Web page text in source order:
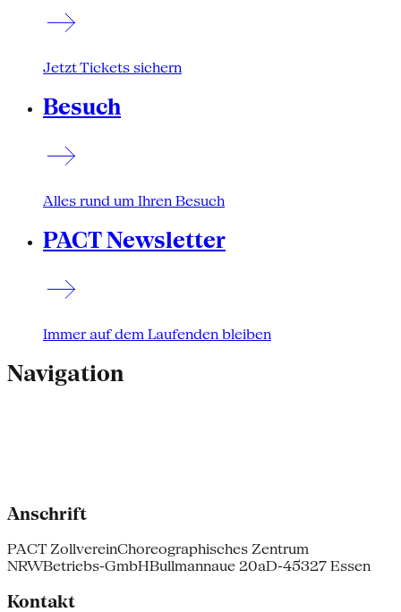
Jetzt Tickets sichern
Besuch
Alles rund um Ihren Besuch
PACT Newsletter
Immer auf dem Laufenden bleiben
Navigation
Anschrift
PACT ZollvereinChoreographisches Zentrum
NRWBetriebs-GmbHBullmannaue 20aD-45327 Essen
Kontakt